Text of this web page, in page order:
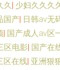
久| 少妇久久久
国产| 日韩av无
| 国产成人av区
区电影| 国产在
区在线| 亚洲狠